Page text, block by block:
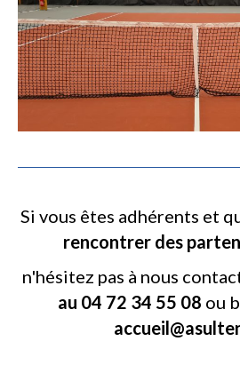
Si vous êtes adhérents et
rencontrer des
n'hésitez pas à nous
au 04 72 34 55 08 ou